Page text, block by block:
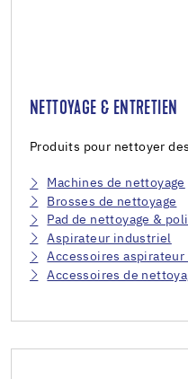
NETTOYAGE & ENTRETIEN
Produits pour nettoyer
Machines de nettoyage
Brosses de nettoyage
Pad de nettoyage &
Aspirateur industriel
Accessoires
Accessoires de